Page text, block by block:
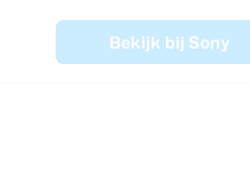
Bekijk bij Sony